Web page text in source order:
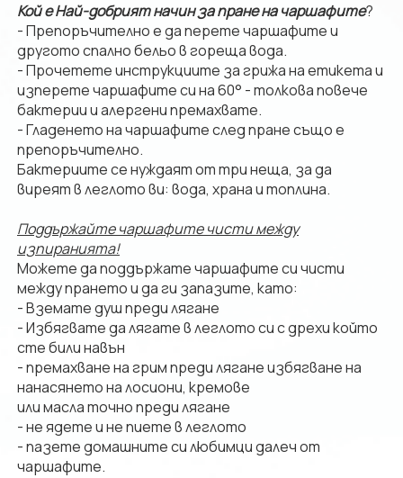
Кой е Най-добрият начин за пране на чаршафите?
- Препоръчително е да перете чаршафите и
другото спално бельо в гореща вода.
- Прочетете инструкциите за грижа на етикета и
изперете чаршафите си на 60° - толкова повече
бактерии и алергени премахвате.
- Гладенето на чаршафите след пране също е
препоръчително.
Бактериите се нуждаят от три неща, за да
виреят в леглото ви: вода, храна и топлина.
Поддържайте чаршафите чисти между
изпиранията!
Можете да поддържате чаршафите си чисти
между прането и да ги запазите, като:
- Вземате душ преди лягане
- Избягвате да лягате в леглото си с дрехи който
сте били навън
- премахване на грим преди лягане избягване на
нанасянето на лосиони, кремове
или масла точно преди лягане
- не ядете и не пиете в леглото
- пазете домашните си любимци далеч от
чаршафите.